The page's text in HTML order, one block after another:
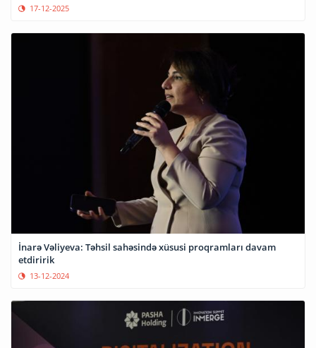
17-12-2025
İnarə Vəliyeva: Təhsil sahəsində xüsusi proqramları davam
etdiririk
13-12-2024